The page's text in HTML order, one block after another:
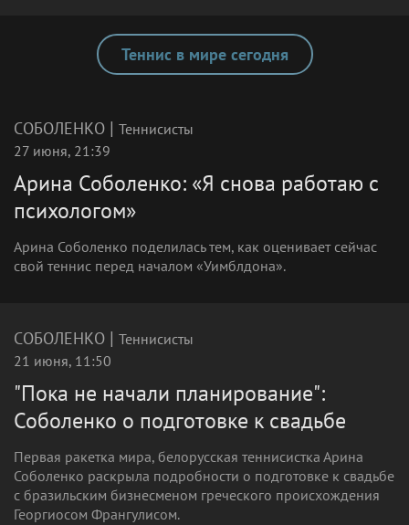
СОБОЛЕНКО | Теннисисты
27 июня, 21:39
Арина Соболенко: «Я снова работаю с
психологом»
Арина Соболенко поделилась тем, как оценивает сейчас
свой теннис перед началом «Уимблдона».
СОБОЛЕНКО | Теннисисты
21 июня, 11:50
"Пока не начали планирование":
Соболенко о подготовке к свадьбе
Первая ракетка мира, белорусская теннисистка Арина
Соболенко раскрыла подробности о подготовке к свадьбе
с бразильским бизнесменом греческого происхождения
Георгиосом Франгулисом.
Теннис в мире сегодня